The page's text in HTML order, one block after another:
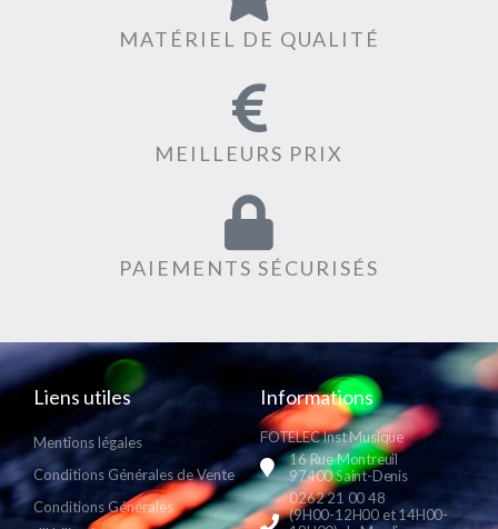
MATÉRIEL DE QUALITÉ
MEILLEURS PRIX
PAIEMENTS SÉCURISÉS
Liens utiles
Mentions légales
Conditions Générales de Vente
Conditions Générales
Informations
FOTELEC Inst Musique
16 Rue Montreuil
97400 Saint-Denis
0262 21 00 48
(9H00-12H00 et 14H00-